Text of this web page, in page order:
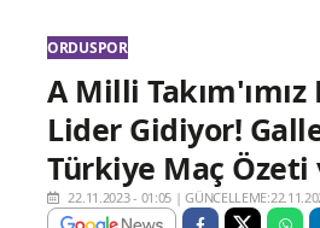
ORDUSPOR
A Milli Takım'ımız
Lider Gidiyor!
Türkiye Maç Özeti
22.11.2023 - 01:05 |